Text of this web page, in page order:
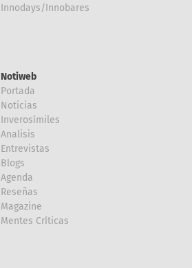
Innodays/Innobares
Notiweb
Portada
Noticias
Inverosímiles
Analisis
Entrevistas
Blogs
Agenda
Reseñas
Magazine
Mentes Críticas